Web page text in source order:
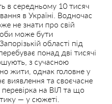
в середньому 10 тисяч
в Україні. Водночас
не знати про свій
може бути
області під
понад дві тисячі
з сучасною
жити, однак головне у
виявлення та своєчасне
на ВІЛ та що
— у сюжеті.